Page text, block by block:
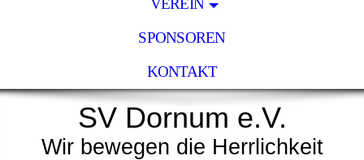
VEREIN
SPONSOREN
KONTAKT
SV Dornum e.V.
Wir bewegen die Herrlichkeit